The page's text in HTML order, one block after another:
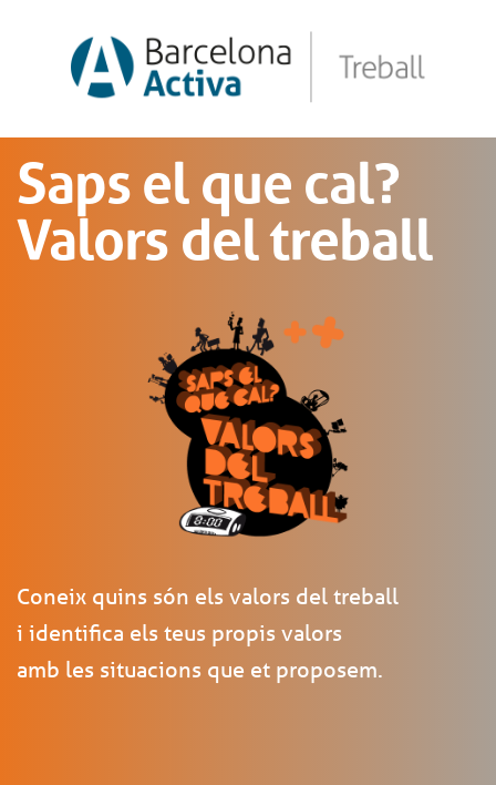
Saps el que cal?
Valors del treball
Coneix quins són els valors del treball
i identifica els teus propis valors
amb les situacions que et proposem.